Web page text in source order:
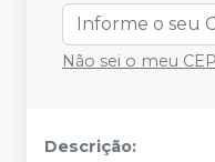
Não sei o meu CEP
Descrição: